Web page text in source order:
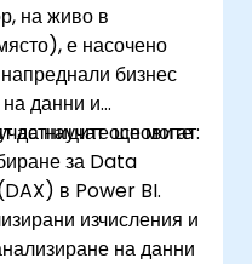
на живо в
е насочено
бизнес
на данни и
да научат основите
ще могат:
за Data
в Power BI.
изчисления и
на данни